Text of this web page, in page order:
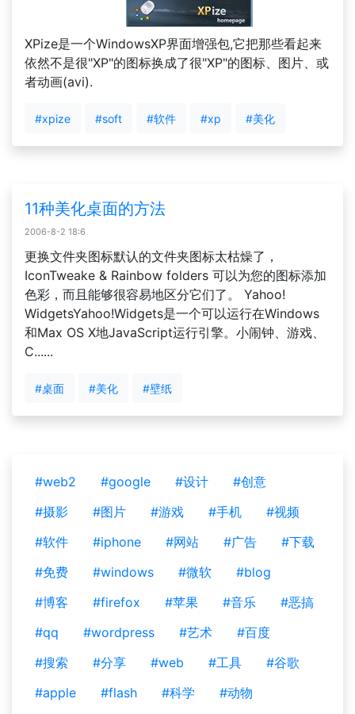
XPize是一个WindowsXP界面增强包,它把那些看起来
依然不是很"XP"的图标换成了很"XP"的图标、图片、或
者动画(avi).
#xpize #soft #软件 #xp #美化
11种美化桌面的方法
2006-8-2 18:6
更换文件夹图标默认的文件夹图标太枯燥了，
IconTweake & Rainbow folders 可以为您的图标添加
色彩，而且能够很容易地区分它们了。 Yahoo!
WidgetsYahoo!Widgets是一个可以运行在Windows
和Max OS X地JavaScript运行引擎。小闹钟、游戏、
C......
#桌面 #美化 #壁纸
#web2 #google #设计
#创意
#摄影
#图片 #游戏 #手机
#视频
#软件
#iphone #网站 #广告
#下载
#免费
#windows #微软
#blog
#博客
#firefox #苹果 #音乐
#恶搞
#qq
#wordpress #艺术
#百度
#搜索
#分享 #web #工具
#谷歌
#apple
#flash #科学
#动物